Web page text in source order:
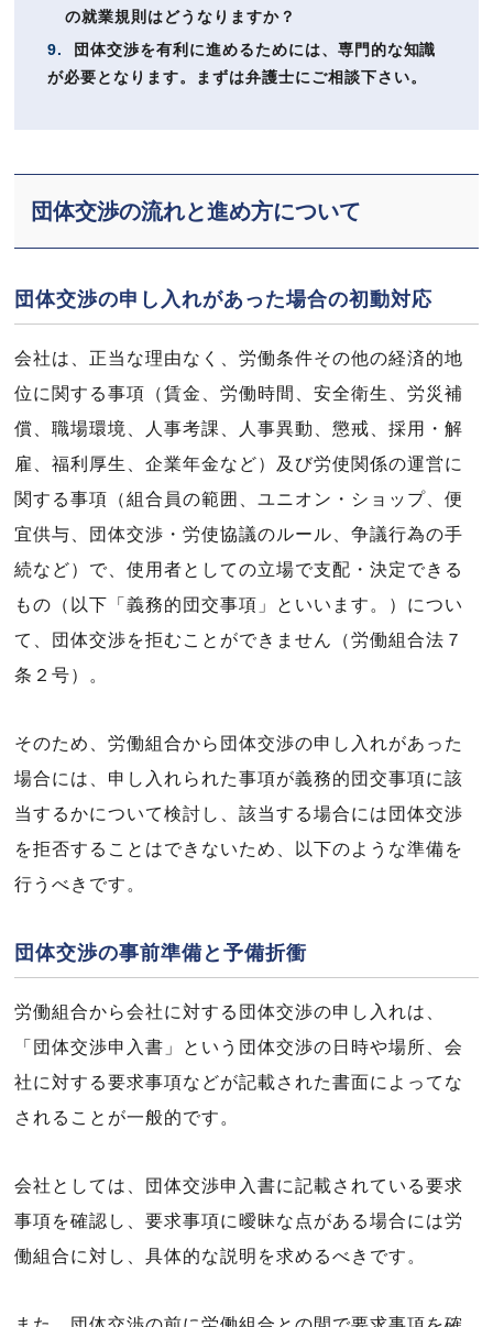
の就業規則はどうなりますか？
9.
団体交渉を有利に進めるためには、専門的な知識
が必要となります。まずは弁護士にご相談下さい。
団体交渉の流れと進め方について
団体交渉の申し入れがあった場合の初動対応
会社は、正当な理由なく、労働条件その他の経済的地
位に関する事項（賃金、労働時間、安全衛生、労災補
償、職場環境、人事考課、人事異動、懲戒、採用・解
雇、福利厚生、企業年金など）及び労使関係の運営に
関する事項（組合員の範囲、ユニオン・ショップ、便
宜供与、団体交渉・労使協議のルール、争議行為の手
続など）で、使用者としての立場で支配・決定できる
もの（以下「義務的団交事項」といいます。）につい
て、団体交渉を拒むことができません（労働組合法７
条２号）。
そのため、労働組合から団体交渉の申し入れがあった
場合には、申し入れられた事項が義務的団交事項に該
当するかについて検討し、該当する場合には団体交渉
を拒否することはできないため、以下のような準備を
行うべきです。
団体交渉の事前準備と予備折衝
労働組合から会社に対する団体交渉の申し入れは、
「団体交渉申入書」という団体交渉の日時や場所、会
社に対する要求事項などが記載された書面によってな
されることが一般的です。
会社としては、団体交渉申入書に記載されている要求
事項を確認し、要求事項に曖昧な点がある場合には労
働組合に対し、具体的な説明を求めるべきです。